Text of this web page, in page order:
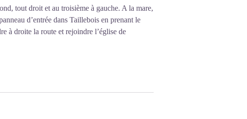
tout droit et au troisième à gauche. A la mare,
d’entrée dans Taillebois en prenant le
à droite la route et rejoindre l’église de